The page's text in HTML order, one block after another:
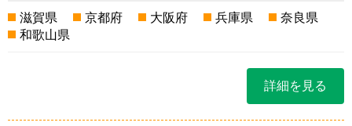
滋賀県 京都府 大阪府 兵庫県
奈良県
和歌山県
詳細を見る